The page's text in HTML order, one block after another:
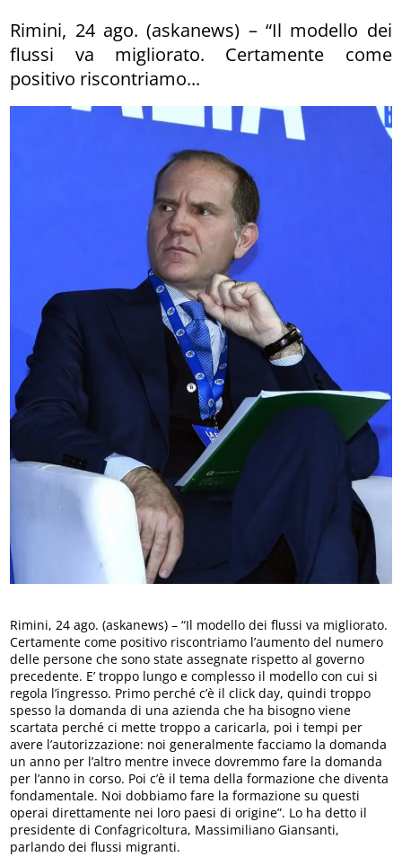
Rimini, 24 ago. (askanews) – “Il modello dei
flussi va migliorato. Certamente come
positivo riscontriamo...
Rimini, 24 ago. (askanews) – “Il modello dei flussi va migliorato.
Certamente come positivo riscontriamo l’aumento del numero
delle persone che sono state assegnate rispetto al governo
precedente. E’ troppo lungo e complesso il modello con cui si
regola l’ingresso. Primo perché c’è il click day, quindi troppo
spesso la domanda di una azienda che ha bisogno viene
scartata perché ci mette troppo a caricarla, poi i tempi per
avere l’autorizzazione: noi generalmente facciamo la domanda
un anno per l’altro mentre invece dovremmo fare la domanda
per l’anno in corso. Poi c’è il tema della formazione che diventa
fondamentale. Noi dobbiamo fare la formazione su questi
operai direttamente nei loro paesi di origine”. Lo ha detto il
presidente di Confagricoltura, Massimiliano Giansanti,
parlando dei flussi migranti.